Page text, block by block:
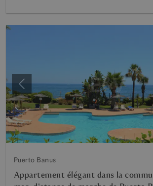
Précédent
Puerto Banus
Appartement élégant dans la